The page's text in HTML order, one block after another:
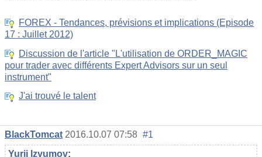
FOREX - Tendances, prévisions et implications (Episode
17 : Juillet 2012)
Discussion de l'article "L'utilisation de ORDER_MAGIC
pour trader avec différents Expert Advisors sur un seul
instrument"
J'ai trouvé le talent
BlackTomcat 2016.10.07 07:58 #1
Yurij Izyumov: